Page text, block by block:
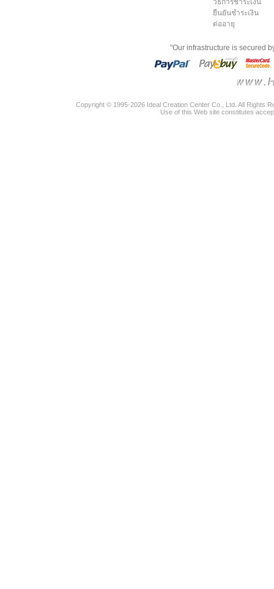
วิธีการชำระเงิน
ยืนยันชำระเงิน
ต่ออายุ
"Our infrastructure is secured
Copyright © 1995-2026 Ideal Creation Center Co., Ltd. All Rights
Use of this Web site constitutes